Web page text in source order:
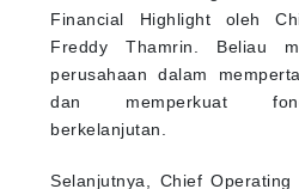
Financial Highlight oleh
Freddy Thamrin. Beliau
perusahaan dalam
dan memperkuat
berkelanjutan.
Selanjutnya, Chief